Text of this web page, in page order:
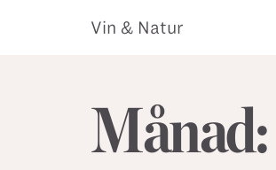
Vin & Natur
Månad: